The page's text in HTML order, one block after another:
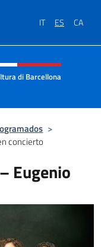
IT ES CA
di Barcellona
>
concierto
Eugenio